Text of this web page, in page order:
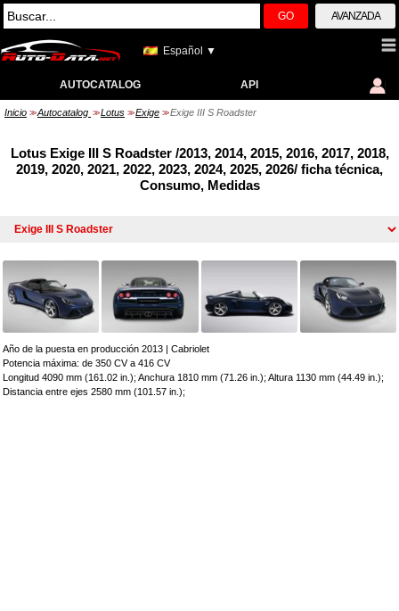
GO AVANZADA
Español ▼
AUTOCATALOG API
Inicio >> Autocatalog >> Lotus >> Exige >> Exige III S Roadster
Lotus Exige III S Roadster /2013, 2014, 2015, 2016, 2017, 2018,
2019, 2020, 2021, 2022, 2023, 2024, 2025, 2026/ ficha técnica,
Consumo, Medidas
Año de la puesta en producción 2013 | Cabriolet
Potencia máxima: de 350 CV a 416 CV
Longitud 4090 mm (161.02 in.); Anchura 1810 mm (71.26 in.); Altura 1130 mm (44.49 in.);
Distancia entre ejes 2580 mm (101.57 in.);